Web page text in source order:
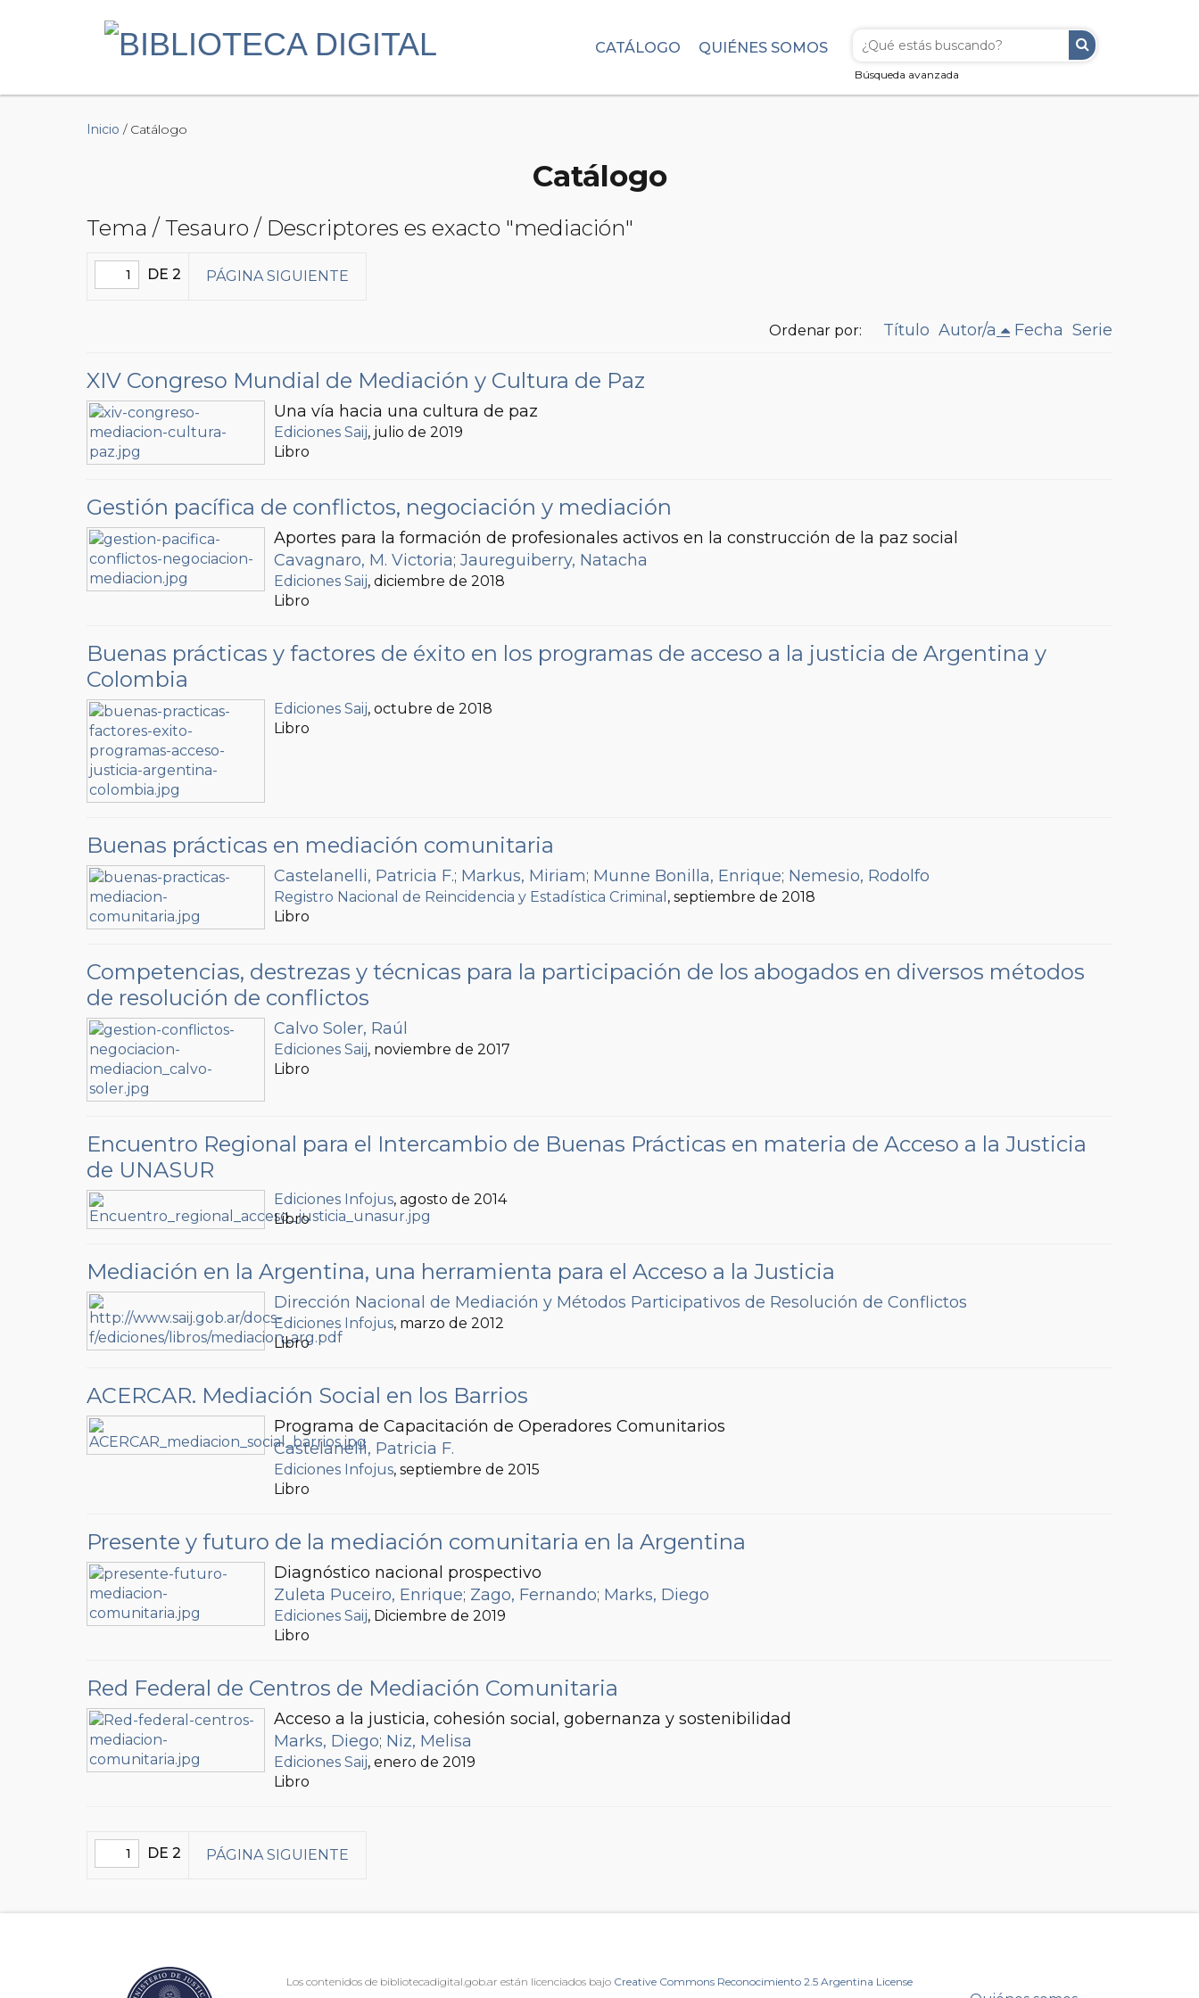
Búsqueda avanzada
CATÁLOGO QUIÉNES SOMOS
Inicio / Catálogo
Catálogo
Tema / Tesauro / Descriptores es exacto "mediación"
DE 2 PÁGINA SIGUIENTE
Ordenar por: Título Autor/a Fecha Serie
XIV Congreso Mundial de Mediación y Cultura de Paz
Una vía hacia una cultura de paz
Ediciones Saij, julio de 2019
Libro
Gestión pacífica de conflictos, negociación y mediación
Aportes para la formación de profesionales activos en la construcción de la paz social
Cavagnaro, M. Victoria; Jaureguiberry, Natacha
Ediciones Saij, diciembre de 2018
Libro
Buenas prácticas y factores de éxito en los programas de acceso a la justicia de Argentina y
Colombia
Ediciones Saij, octubre de 2018
Libro
Buenas prácticas en mediación comunitaria
Castelanelli, Patricia F.; Markus, Miriam; Munne Bonilla, Enrique; Nemesio, Rodolfo
Registro Nacional de Reincidencia y Estadística Criminal , septiembre de 2018
Libro
Competencias, destrezas y técnicas para la participación de los abogados en diversos métodos
de resolución de conflictos
Calvo Soler, Raúl
Ediciones Saij, noviembre de 2017
Libro
Encuentro Regional para el Intercambio de Buenas Prácticas en materia de Acceso a la Justicia
de UNASUR
Ediciones Infojus, agosto de 2014
Libro
Mediación en la Argentina, una herramienta para el Acceso a la Justicia
Dirección Nacional de Mediación y Métodos Participativos de Resolución de Conflictos
Ediciones Infojus, marzo de 2012
Libro
ACERCAR. Mediación Social en los Barrios
Programa de Capacitación de Operadores Comunitarios
Castelanelli, Patricia F.
Ediciones Infojus, septiembre de 2015
Libro
Presente y futuro de la mediación comunitaria en la Argentina
Diagnóstico nacional prospectivo
Zuleta Puceiro, Enrique; Zago, Fernando; Marks, Diego
Ediciones Saij, Diciembre de 2019
Libro
Red Federal de Centros de Mediación Comunitaria
Acceso a la justicia, cohesión social, gobernanza y sostenibilidad
Marks, Diego; Niz, Melisa
Ediciones Saij, enero de 2019
Libro
DE 2 PÁGINA SIGUIENTE
Los contenidos de bibliotecadigital.gob.ar están licenciados bajo Creative Commons Reconocimiento 2.5 Argentina License